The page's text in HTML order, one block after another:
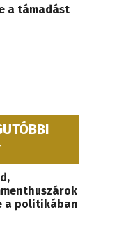
a támadást
a politikában